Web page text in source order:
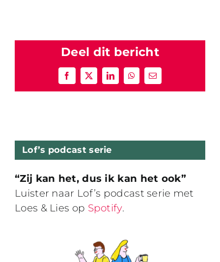
Deel dit bericht
Facebook
X LinkedInWhatsApp
E-
mail
Lof’s podcast serie
“Zij kan het, dus ik kan het ook”
Luister naar Lof’s podcast serie met
Loes & Lies op Spotify.